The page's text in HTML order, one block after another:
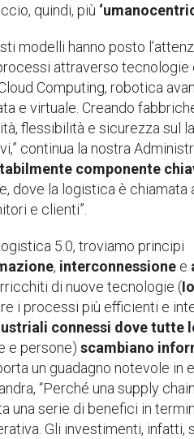
quindi, più
modelli hanno posto
attraverso tecnologie
Computing, robotica
e virtuale. Creando
flessibilità e sicurezza sul
continua la nostra
componente
dove la logistica è chiamata
e clienti”.
5.0,troviamo principi
, interconnessione e
di nuove tecnologie (
i processi più efficienti e
connessi dove tutte
e persone)scambiano
un guadagno notevole in
“Perché una supply
una serie di benefici in
Gli investimenti,